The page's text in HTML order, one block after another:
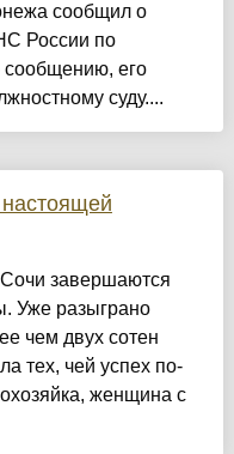
сообщил о
России по
сообщению, его
суду....
завершаются
Уже разыграно
чем двух сотен
тех, чей успех по-
женщина с